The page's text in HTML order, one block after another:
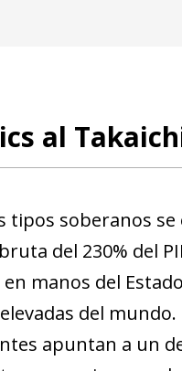
al
tipos soberanos
del 230% del
manos del
del
apuntan a un